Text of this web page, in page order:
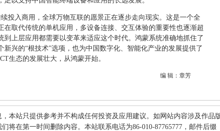
投入商用，全球万物互联的愿景正在逐步走向现实。这是一个全
在取代传统的单机应用，多设备连接、交互体验的重要性也逐渐超
到上层应用都需要以变革来适应这个时代。鸿蒙系统准确地抓住了
兴的“根技术”选项，也为中国数字化、智能化产业的发展提供了
生态的发展壮大，从鸿蒙开始。
编 辑：章芳
本站只提供参考并不构成任何投资及应用建议。如网站内容涉及作品
将在第一时间删除内容。本站联系电话为86-010-87765777，邮件后缀